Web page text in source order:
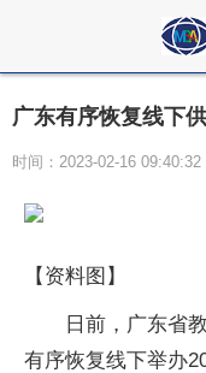
广东有序恢复线下
时间：2023-02-16
【资料图】
日前，广东省
有序恢复线下举办